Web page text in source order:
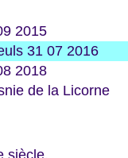
2015
31 07 2016
2018
de la Licorne
siècle.